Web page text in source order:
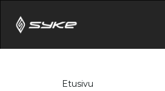
Etusivu